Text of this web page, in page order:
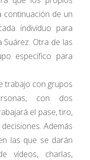
continuación de un
individuo para
Suárez. Otra de las
específico para
trabajo con grupos
con dos
el pase, tiro,
Además
las que se darán
vídeos, charlas,